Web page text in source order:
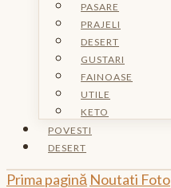
PASARE
PRAJELI
DESERT
GUSTARI
FAINOASE
UTILE
KETO
POVESTI
DESERT
Prima pagină Noutati Foto